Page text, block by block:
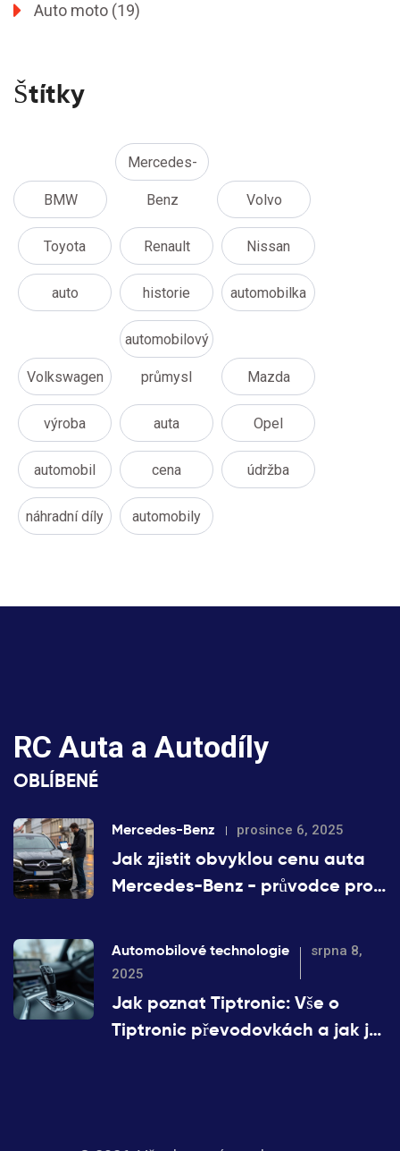
Auto moto (19)
Štítky
BMW
Mercedes-
Benz Volvo
Toyota Renault Nissan
auto historie automobilka
Volkswagen
automobilový
průmysl Mazda
výroba auta Opel
automobil cena údržba
náhradní díly automobily
RC Auta a Autodíly
OBLÍBENÉ
Mercedes-Benz prosince 6, 2025
Jak zjistit obvyklou cenu auta
Mercedes-Benz - průvodce pro
Automobilové technologie
srpna 8,
2025
Jak poznat Tiptronic: Vše o
Tiptronic převodovkách a jak je